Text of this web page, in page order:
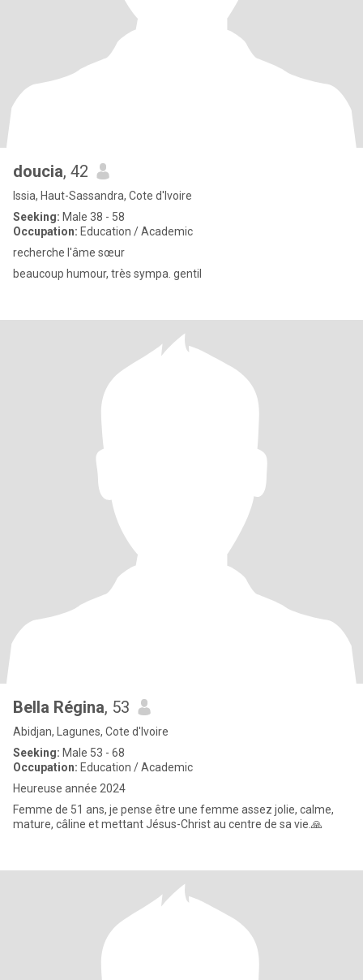
doucia, 42
Issia, Haut-Sassandra, Cote d'Ivoire
Seeking: Male 38 - 58
Occupation: Education / Academic
recherche l'âme sœur
beaucoup humour, très sympa. gentil
Bella Régina, 53
Abidjan, Lagunes, Cote d'Ivoire
Seeking: Male 53 - 68
Occupation: Education / Academic
Heureuse année 2024
Femme de 51 ans, je pense être une femme assez jolie, calme,
mature, câline et mettant Jésus-Christ au centre de sa vie.🙏